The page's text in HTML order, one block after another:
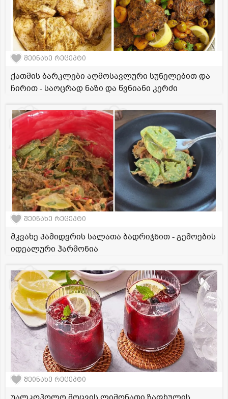
შეინახე რეცეპტი
ქათმის ბარკლები აღმოსავლური სუნელებით და
ჩირით - საოცრად ნაზი და წვნიანი კერძი
შეინახე რეცეპტი
მკვახე პამიდვრის სალათა ბადრიჯნით - გემოების
იდეალური ჰარმონია
შეინახე რეცეპტი